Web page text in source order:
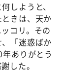
しようと、
きは、天か
コリ。その
「迷惑ばか
ありがとう
した。